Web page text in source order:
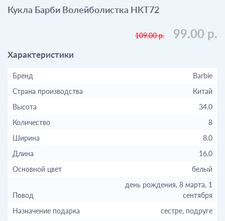
Кукла Барби Волейболистка HKT72
109.00 р. 99.00 р.
Характеристики
Бренд
Barbie
Страна производства
Китай
Высота
34.0
Количество
8
Ширина
8.0
Длина
16.0
Основной цвет
белый
Повод
день рождения, 8 марта, 1
сентября
Назначение подарка
сестре, подруге